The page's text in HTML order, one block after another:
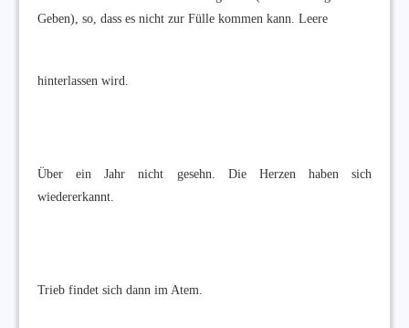
Geben), so, dass es nicht zur Fülle kommen kann. Leere
hinterlassen wird.
Über ein Jahr nicht gesehn. Die Herzen haben sich
wiedererkannt.
Trieb findet sich dann im Atem.